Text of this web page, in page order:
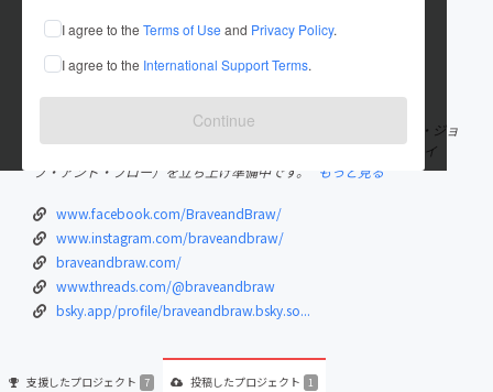
I agree to the Terms of Use and Privacy Policy.
I agree to the International Support Terms.
Continue
これまでに7回支援して1件のプロジェクトを投稿しています
在住国：日本 現在地：高知県
出身国：日本 出身地：高知県
●ご挨拶 はじめまして。高知県日高村で、スコットランド人の夫・ジョ
ンと一緒に、クラフトビール醸造所BRAVE&BRAW（読み方：ブレイ
ブ・アンド・ブロー）を立ち上げ準備中です。
もっと見る
www.facebook.com/BraveandBraw/
www.instagram.com/braveandbraw/
braveandbraw.com/
www.threads.com/@braveandbraw
bsky.app/profile/braveandbraw.bsky.so...
支援したプロジェクト 7 投稿したプロジェクト 1